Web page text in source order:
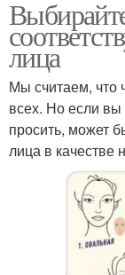
лица
Мы считаем, что
всех. Но если вы
просить, может
лица в качестве